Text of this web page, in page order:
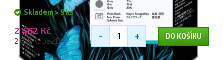
Skladem > 9 ks
2 462 Kč
2 035 Kč bez DPH - + DO KOŠÍKU